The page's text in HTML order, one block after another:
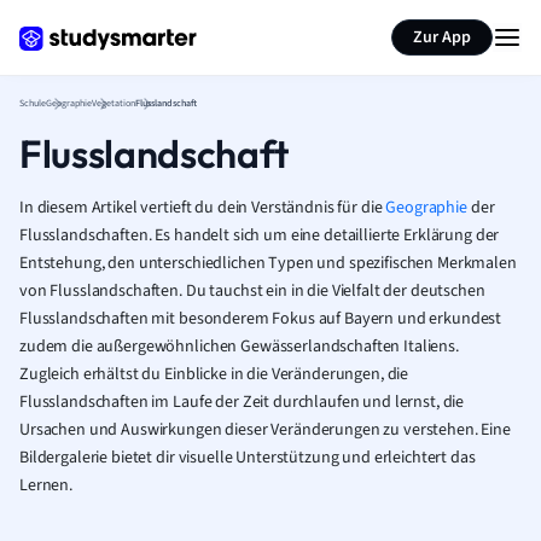
Zur App
SchuleGeographieVegetationFlusslandschaft
Flusslandschaft
In diesem Artikel vertieft du dein Verständnis für dieGeographieder
Flusslandschaften. Es handelt sich um eine detaillierte Erklärung der
Entstehung, den unterschiedlichen Typen und spezifischen Merkmalen
von Flusslandschaften. Du tauchst ein in die Vielfalt der deutschen
Flusslandschaften mit besonderem Fokus auf Bayern und erkundest
zudem die außergewöhnlichen Gewässerlandschaften Italiens.
Zugleich erhältst du Einblicke in die Veränderungen, die
Flusslandschaften im Laufe der Zeit durchlaufen und lernst, die
Ursachen und Auswirkungen dieser Veränderungen zu verstehen. Eine
Bildergalerie bietet dir visuelle Unterstützung und erleichtert das
Lernen.
Seite zusammenfassen